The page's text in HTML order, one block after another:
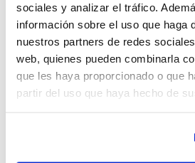
sociales y analizar el tráfico.
información sobre el uso que haga
nuestros partners de redes
web, quienes pueden combinarla
que les haya proporcionado o que
partir del uso que haya hecho de
Minibasket.
La Selección Alevín Femenina
entrar en juego, y además con
día. A las 09´30 h. debutará
a las 19´30 h. jugará contra
Los dos primeros de cada grupo
conseguirán el pase a las